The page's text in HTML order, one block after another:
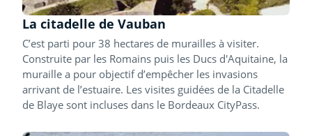
La citadelle de Vauban
C’est parti pour 38 hectares de murailles à visiter.
Construite par les Romains puis les Ducs d'Aquitaine, la
muraille a pour objectif d’empêcher les invasions
arrivant de l’estuaire. Les visites guidées de la Citadelle
de Blaye sont incluses dans le Bordeaux CityPass.